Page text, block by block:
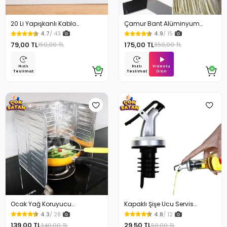
20 Li Yapışkanlı Kablo
Sabitleyici Şeffaf Klips
4.7/ 43
79,00 TL150,00 TL
Hızlı
Teslimat
Çamur Bant Alüminyum
İzolasyon Tamir Bandı 5 Mt
4.9/ 15
175,00 TL350,00 TL
Hızlı
Teslimat
Videolu
Ürün
Ocak Yağ Koruyucu
Alüminyum Levha 32.5 x 84
Cm
4.3/ 28
240,00 TL
Kapaklı Şişe Ucu Servis
Aparatı Yağdanlık Tıpa
4.8/ 12
50,00 TL